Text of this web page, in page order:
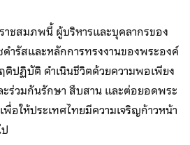
าชสมภพนี้ ผู้บริหารและบุคลากรของ
ำรัสและหลักการทรงงานของพระองค์
ติปฏิบัติ ดำเนินชีวิตด้วยความพอเพียง
ร่วมกันรักษา สืบสาน และต่อยอดพระ
อให้ประเทศไทยมีความเจริญก้าวหน้า